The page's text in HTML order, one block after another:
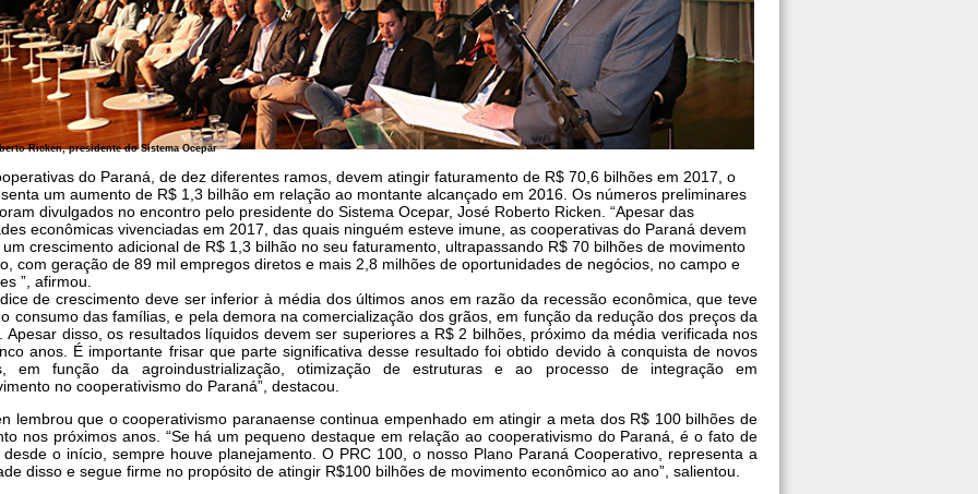
Ricken, presidente do Sistema Ocepar
do Paraná, de dez diferentes ramos, devem atingir faturamento de R$ 70,6 bilhões em 2017, o
um aumento de R$ 1,3 bilhão em relação ao montante alcançado em 2016. Os números preliminares
divulgados no encontro pelo presidente do Sistema Ocepar, José Roberto Ricken. “Apesar das
econômicas vivenciadas em 2017, das quais ninguém esteve imune, as cooperativas do Paraná devem
crescimento adicional de R$ 1,3 bilhão no seu faturamento, ultrapassando R$ 70 bilhões de movimento
com geração de 89 mil empregos diretos e mais 2,8 milhões de oportunidades de negócios, no campo e
”, afirmou.
de crescimento deve ser inferior à média dos últimos anos em razão da recessão econômica, que teve
consumo das famílias, e pela demora na comercialização dos grãos, em função da redução dos preços da
Apesar disso, os resultados líquidos devem ser superiores a R$ 2 bilhões, próximo da média verificada nos
anos. É importante frisar que parte significativa desse resultado foi obtido devido à conquista de novos
em função da agroindustrialização, otimização de estruturas e ao processo de integração em
no cooperativismo do Paraná”, destacou.
lembrou que o cooperativismo paranaense continua empenhado em atingir a meta dos R$ 100 bilhões de
nos próximos anos. “Se há um pequeno destaque em relação ao cooperativismo do Paraná, é o fato de
o início, sempre houve planejamento. O PRC 100, o nosso Plano Paraná Cooperativo, representa a
disso e segue firme no propósito de atingir R$100 bilhões de movimento econômico ao ano”, salientou.